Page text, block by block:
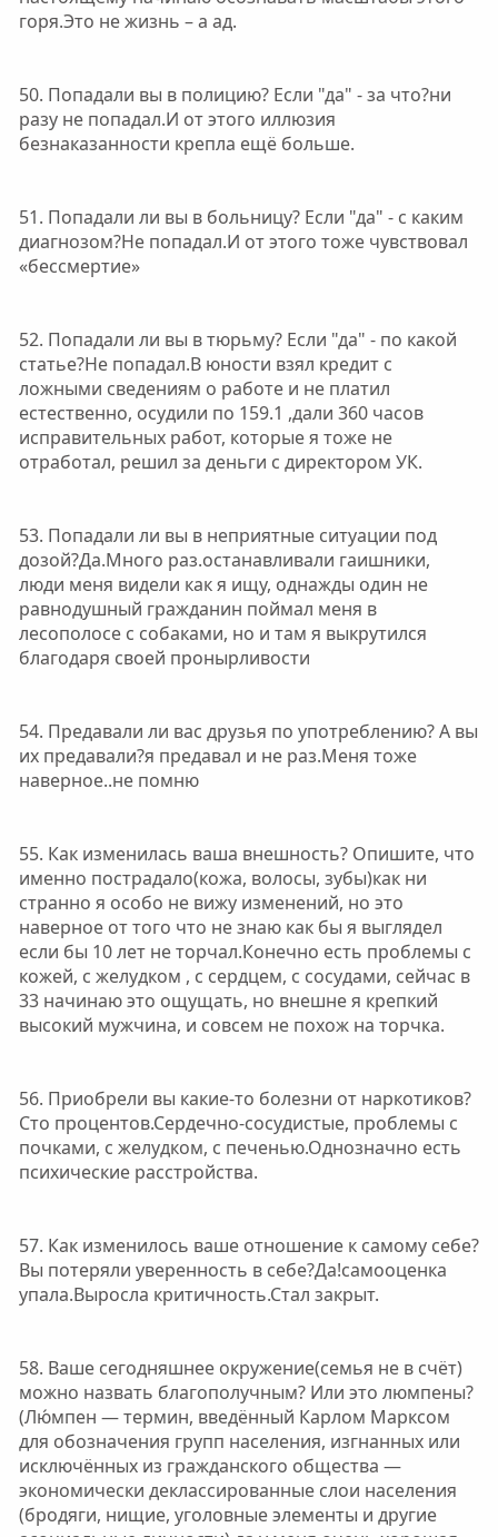
горя.Это не жизнь – а ад.
50. Попадали вы в полицию? Если "да" - за что?ни
разу не попадал.И от этого иллюзия
безнаказанности крепла ещё больше.
51. Попадали ли вы в больницу? Если "да" - с каким
диагнозом?Не попадал.И от этого тоже чувствовал
«бессмертие»
52. Попадали ли вы в тюрьму? Если "да" - по какой
статье?Не попадал.В юности взял кредит с
ложными сведениям о работе и не платил
естественно, осудили по 159.1 ,дали 360 часов
исправительных работ, которые я тоже не
отработал, решил за деньги с директором УК.
53. Попадали ли вы в неприятные ситуации под
дозой?Да.Много раз.останавливали гаишники,
люди меня видели как я ищу, однажды один не
равнодушный гражданин поймал меня в
лесополосе с собаками, но и там я выкрутился
благодаря своей пронырливости
54. Предавали ли вас друзья по употреблению? А вы
их предавали?я предавал и не раз.Меня тоже
наверное..не помню
55. Как изменилась ваша внешность? Опишите, что
именно пострадало(кожа, волосы, зубы)как ни
странно я особо не вижу изменений, но это
наверное от того что не знаю как бы я выглядел
если бы 10 лет не торчал.Конечно есть проблемы с
кожей, с желудком , с сердцем, с сосудами, сейчас в
33 начинаю это ощущать, но внешне я крепкий
высокий мужчина, и совсем не похож на торчка.
56. Приобрели вы какие-то болезни от наркотиков?
Сто процентов.Сердечно-сосудистые, проблемы с
почками, с желудком, с печенью.Однозначно есть
психические расстройства.
57. Как изменилось ваше отношение к самому себе?
Вы потеряли уверенность в себе?Да!самооценка
упала.Выросла критичность.Стал закрыт.
58. Ваше сегодняшнее окружение(семья не в счёт)
можно назвать благополучным? Или это люмпены?
(Лю́мпен — термин, введённый Карлом Марксом
для обозначения групп населения, изгнанных или
исключённых из гражданского общества —
экономически деклассированные слои населения
(бродяги, нищие, уголовные элементы и другие